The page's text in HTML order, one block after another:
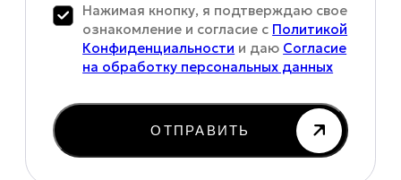
Нажимая кнопку, я подтверждаю свое
ознакомление и согласие с Политикой
Конфиденциальности и даю Согласие
на обработку персональных данных
ОТПРАВИТЬ